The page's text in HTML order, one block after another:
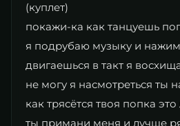
(куплет)
покажи-ка как танцуешь
я подрубаю музыку и
двигаешься в такт я
не могу я насмотреться ты
как трясётся твоя попка
ты примани меня и лучше